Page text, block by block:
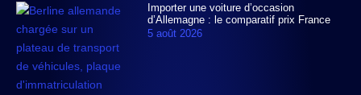
Importer une voiture d’occasion
d’Allemagne : le comparatif prix France
5 août 2026